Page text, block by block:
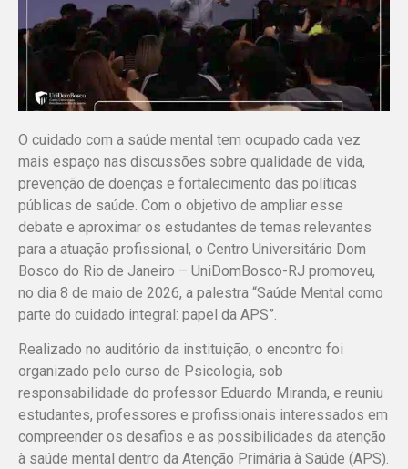
O cuidado com a saúde mental tem ocupado cada vez
mais espaço nas discussões sobre qualidade de vida,
prevenção de doenças e fortalecimento das políticas
públicas de saúde. Com o objetivo de ampliar esse
debate e aproximar os estudantes de temas relevantes
para a atuação profissional, o Centro Universitário Dom
Bosco do Rio de Janeiro – UniDomBosco-RJ promoveu,
no dia 8 de maio de 2026, a palestra “Saúde Mental como
parte do cuidado integral: papel da APS”.
Realizado no auditório da instituição, o encontro foi
organizado pelo curso de Psicologia, sob
responsabilidade do professor Eduardo Miranda, e reuniu
estudantes, professores e profissionais interessados em
compreender os desafios e as possibilidades da atenção
à saúde mental dentro da Atenção Primária à Saúde (APS).